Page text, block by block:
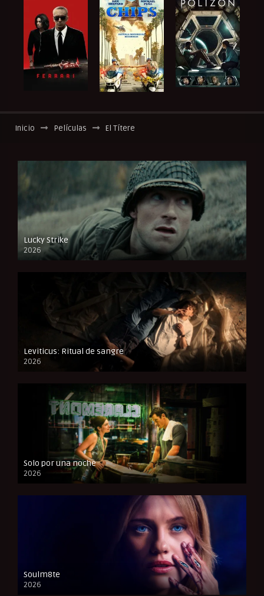
Inicio Películas El Títere
Lucky Strike
2026
FULL HD
Leviticus: Ritual de sangre
2026
Solo por una noche
2026
CAM
Soulm8te
2026
FULL HD